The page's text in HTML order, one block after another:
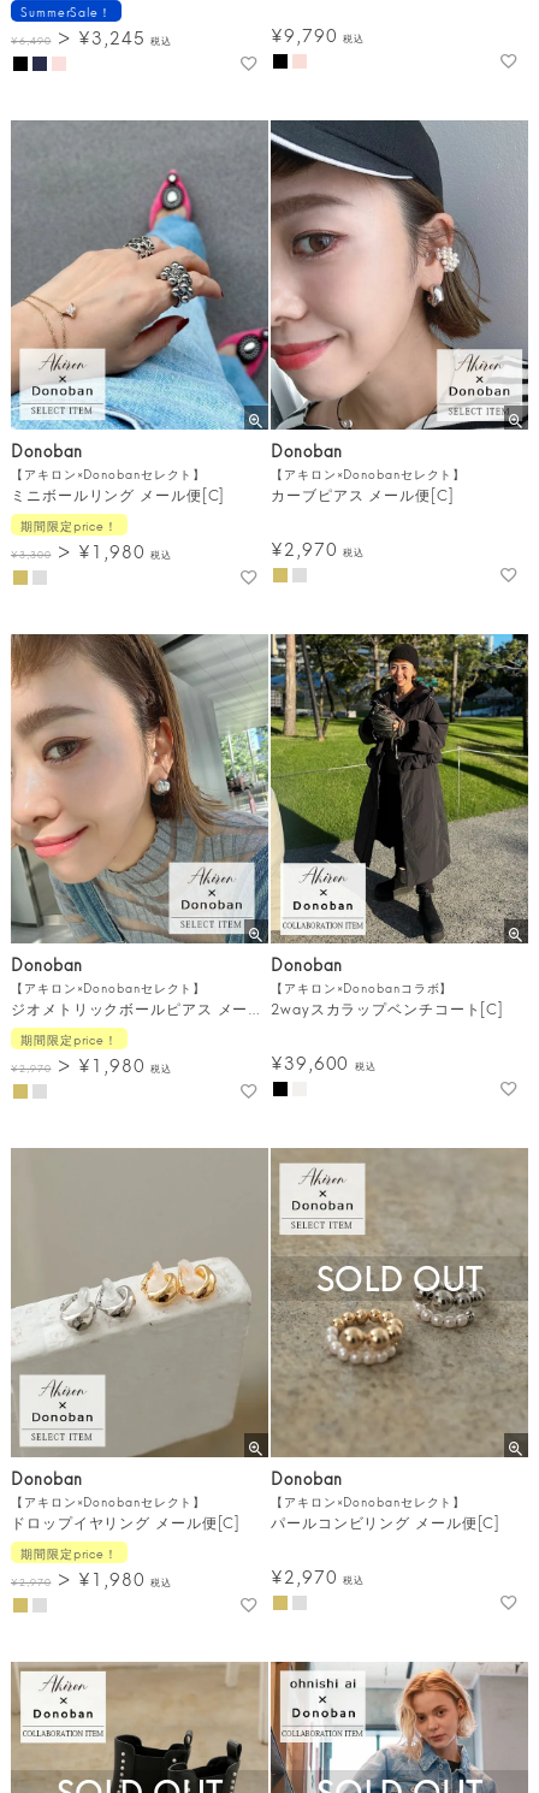
SummerSale！
¥6,490 ¥3,245 税込 ¥9,790 税込
Donoban
【アキロン×Donobanセレクト】
ミニボールリング メール便[C]
期間限定price！
¥3,300 ¥1,980 税込
Donoban
【アキロン×Donobanセレクト】
カーブピアス メール便[C]
¥2,970 税込
Donoban
【アキロン×Donobanセレクト】
ジオメトリックボールピアス メール便[C]
期間限定price！
¥2,970 ¥1,980 税込
Donoban
【アキロン×Donobanコラボ】
2wayスカラップベンチコート[C]
¥39,600 税込
Donoban
【アキロン×Donobanセレクト】
ドロップイヤリング メール便[C]
期間限定price！
¥2,970 ¥1,980 税込
Donoban
【アキロン×Donobanセレクト】
パールコンビリング メール便[C]
¥2,970 税込
SOLD OUT